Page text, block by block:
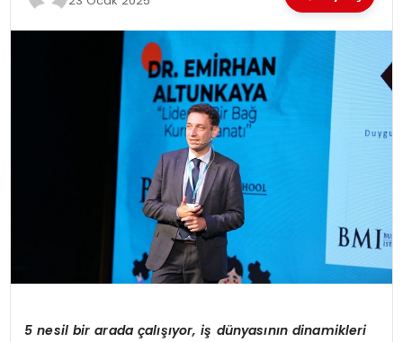
5 nesil bir arada çalışıyor, iş dünyasının dinamikleri